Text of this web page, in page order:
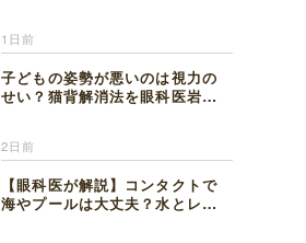
1日前
子どもの姿勢が悪いのは視力の
せい？猫背解消法を眼科医岩見
2日前
【眼科医が解説】コンタクトで
海やプールは大丈夫？水とレン